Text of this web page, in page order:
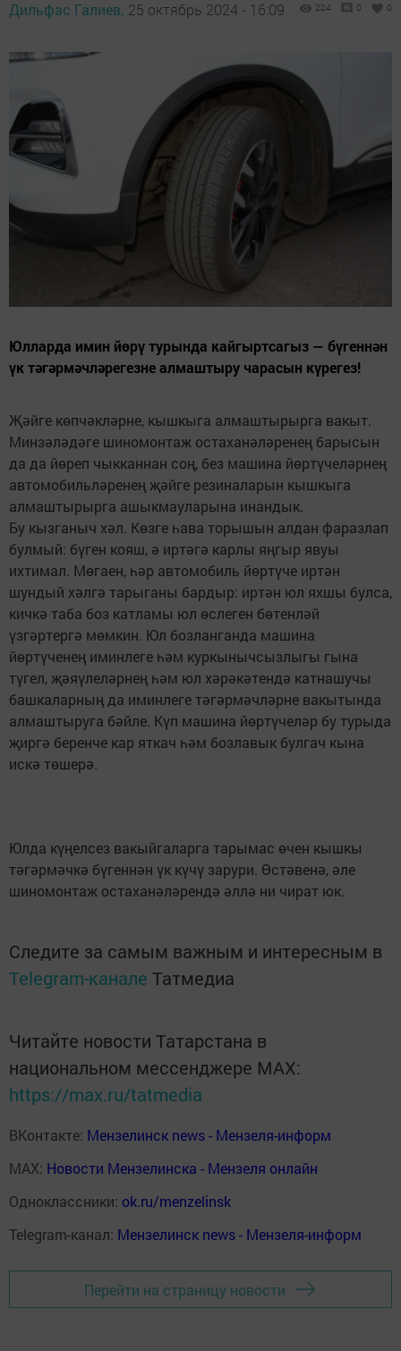
Дильфас Галиев, 25 октябрь 2024 - 16:09 224 0 0
Юлларда имин йөрү турында кайгыртсагыз — бүгеннән
үк тәгәрмәчләрегезне алмаштыру чарасын күрегез!
Җәйге көпчәкләрне, кышкыга алмаштырырга вакыт.
Минзәләдәге шиномонтаж остаханәләренең барысын
да да йөреп чыкканнан соң, без машина йөртүчеләрнең
автомобильләренең җәйге резиналарын кышкыга
алмаштырырга ашыкмауларына инандык.
Бу кызганыч хәл. Көзге һава торышын алдан фаразлап
булмый: бүген кояш, ә иртәгә карлы яңгыр явуы
ихтимал. Мөгаен, һәр автомобиль йөртүче иртән
шундый хәлгә тарыганы бардыр: иртән юл яхшы булса,
кичкә таба боз катламы юл өслеген бөтенләй
үзгәртергә мөмкин. Юл бозланганда машина
йөртүченең иминлеге һәм куркынычсызлыгы гына
түгел, җәяүлеләрнең һәм юл хәрәкәтендә катнашучы
башкаларның да иминлеге тәгәрмәчләрне вакытында
алмаштыруга бәйле. Күп машина йөртүчеләр бу турыда
җиргә беренче кар яткач һәм бозлавык булгач кына
искә төшерә.
Юлда күңелсез вакыйгаларга тарымас өчен кышкы
тәгәрмәчкә бүгеннән үк күчү зарури. Өстәвенә, әле
шиномонтаж остаханәләрендә әллә ни чират юк.
Следите за самым важным и интересным в
Telegram-канале Татмедиа
Читайте новости Татарстана в
национальном мессенджере MАХ:
https://max.ru/tatmedia
ВКонтакте: Мензелинск news - Мензеля-информ
MAX: Новости Мензелинска - Мензеля онлайн
Одноклассники: ok.ru/menzelinsk
Telegram-канал: Мензелинск news - Мензеля-информ
Перейти на страницу новости